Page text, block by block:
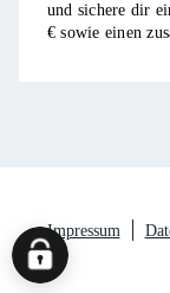
und sichere dir
€ sowie einen
Impressum